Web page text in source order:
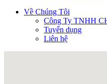
Về Chúng Tôi
Công Ty TNHH
Tuyển dụng
Liên hệ